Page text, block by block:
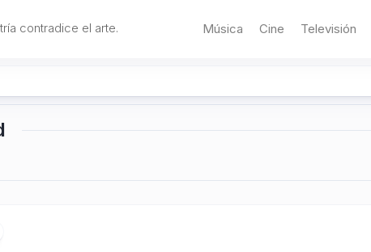
contradice el arte. Música Cine Televisión